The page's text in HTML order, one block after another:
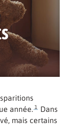
année. 1
Dans
mais certains